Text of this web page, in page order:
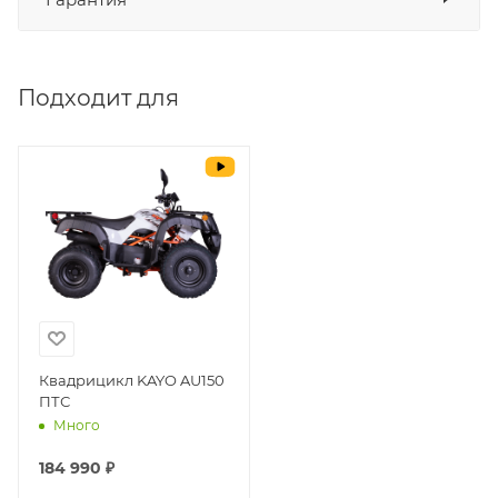
Уважаемые пользователи, в настоящем
которыми необходимо ознакомиться
покупателю, в случае приобретения
товара в нашем салоне. Здесь
размещены общие сведения по
решению возможных гарантийных
случаев и образцы необходимых для
гарантийные обязательства на
изложены в Руководстве по
эксплуатации (сервисной книжке), там
Подходит для
Квадрицикл KAYO AU150
ПТС
Много
184 990 ₽